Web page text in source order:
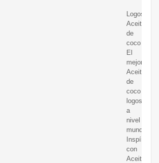
Logos:
Aceite
de
coco
El
mejor
Aceite
de
coco
logos
a
nivel
mundial.
Inspírate
con
Aceite